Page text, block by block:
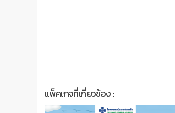
แพ็คเกจที่เกี่ยวข้อง :